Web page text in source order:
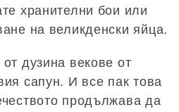
хранителни бои или
на великденски яйца.
дузина векове от
сапун. И все пак това
продължава да